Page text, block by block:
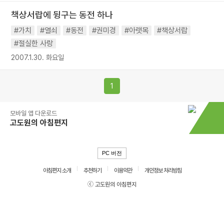
책상서랍에 뒹구는 동전 하나
#가치 #열쇠 #동전 #권미경 #아랫목
#책상서랍
#절실한 사랑
2007.1.30. 화요일
1
모바일 앱 다운로드
고도원의 아침편지
PC 버전
아침편지 소개 추천하기 이용약관
개인정보 처리방침
ⓒ 고도원의 아침편지